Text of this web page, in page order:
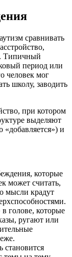
сравнивать
Типичный
период или
человек мог
школу, заводить
при котором
выделяют
и
которые
может считать,
мысли крадут
голове, которые
ругают или